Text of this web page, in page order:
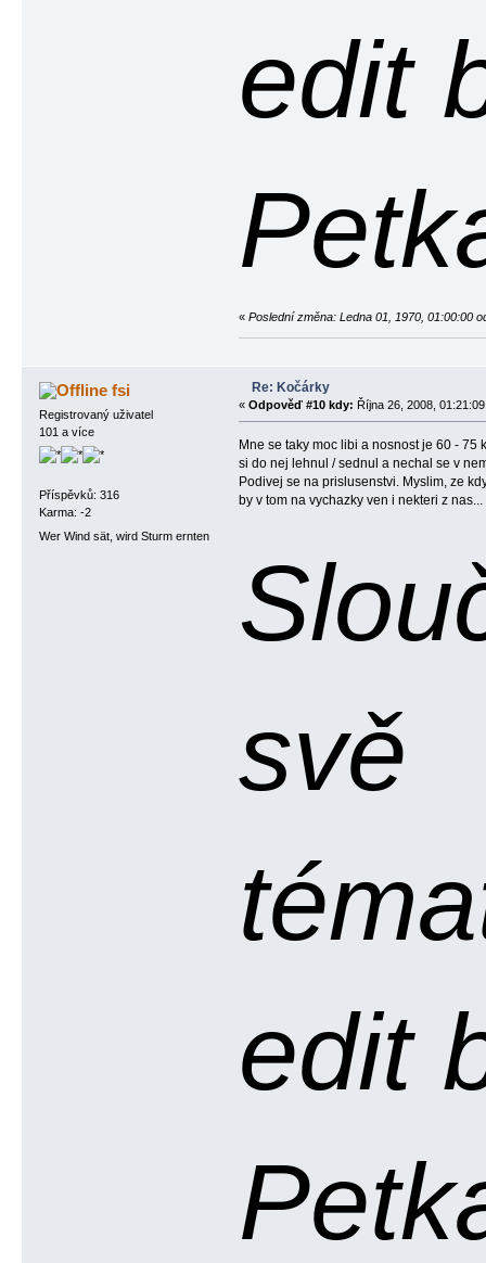
edit
« Poslední změna: Ledna 01, 1970, 01:00:00
fsi
Registrovaný uživatel
101 a více
Příspěvků: 316
Karma: -2
Wer Wind sät, wird Sturm ernten
Re: Kočárky
« Odpověď #10 kdy: Října 26, 2008,
Mne se taky moc libi a nosnost je 60 -
si do nej lehnul / sednul a nechal se v
Podivej se na prislusenstvi. Myslim, ze
by v tom na vychazky ven i nekteri z nas...
svě
edit